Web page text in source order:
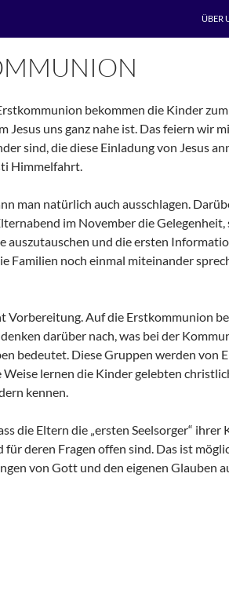
ÜBER
bekommen die Kinder
Jesus uns ganz nahe ist. Das feiern wir
sind, die diese Einladung von Jesus
Himmelfahrt.
man natürlich auch ausschlagen.
im November die
auszutauschen und die ersten
Familien noch einmal miteinander
Vorbereitung. Auf die Erstkommunion
darüber nach, was bei der
bedeutet. Diese Gruppen werden von
Weise lernen die Kinder gelebten
kennen.
die Eltern die „ersten Seelsorger“
für deren Fragen offen sind. Das ist
von Gott und den eigenen Glauben